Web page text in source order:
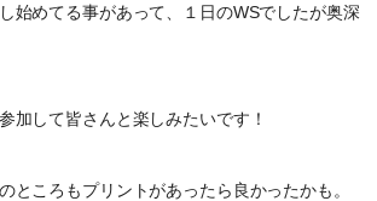
始めてる事があって、１日のWSでしたが奥深
加して皆さんと楽しみたいです！
ところもプリントがあったら良かったかも。